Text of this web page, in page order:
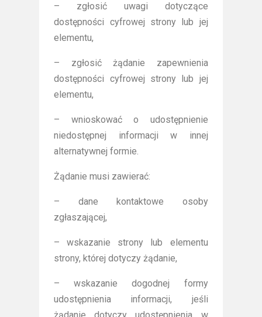
– zgłosić uwagi dotyczące
dostępności cyfrowej strony lub jej
elementu,
– zgłosić żądanie zapewnienia
dostępności cyfrowej strony lub jej
elementu,
– wnioskować o udostępnienie
niedostępnej informacji w innej
alternatywnej formie.
Żądanie musi zawierać:
– dane kontaktowe osoby
zgłaszającej,
– wskazanie strony lub elementu
strony, której dotyczy żądanie,
– wskazanie dogodnej formy
udostępnienia informacji, jeśli